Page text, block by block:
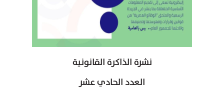
نشرة الذاكرة القانونية
العدد الحادي عشر